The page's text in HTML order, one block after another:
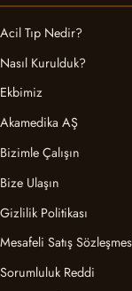
Acil Tıp Nedir?
Nasıl Kurulduk?
Ekbimiz
Akamedika AŞ
Bizimle Çalışın
Bize Ulaşın
Gizlilik Politikası
Mesafeli Satış
Sorumluluk Reddi